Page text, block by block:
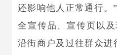
还影响他人正常通行。
全宣传品、宣传页以
沿街商户及过往群众进